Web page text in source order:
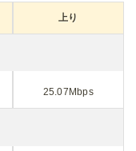
上り
25.07Mbps